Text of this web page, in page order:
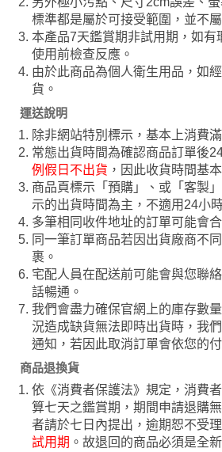
標準都是屬於可接受範圍，並不
本產品7天鑑賞期非試用期，如有
使用前檢查反應。
由於此商品為個人衛生用品，如
貨。
運送說明
除非網站特別標示，基本上消費
常態出貨時間為確認商品訂單後
例假日不出貨 ，因此收貨時間基
商品頁標示「預購」、或「客製
示的出貨時間為主，不適用24小
多筆相同收件地址的訂單可能會
同一筆訂單商品若因出貨廠商不
裹。
宅配人員在配送前可能會與您聯
話暢通。
我們會盡力確保官網上的庫存數
況造成缺貨無法即時出貨時，我
通知，若因此取消訂單會依您的
商品退換貨
依《消費者保護法》規定，消費
算七天之鑑賞期，期間申請退購
者請於七日內提出，逾期恕不受理
試用期 。故退回的商品必須是全